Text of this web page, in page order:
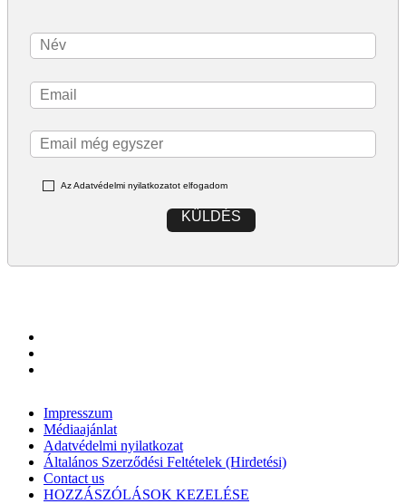
Az Adatvédelmi nyilatkozatot elfogadom
KÜLDÉS
Impresszum
Médiaajánlat
Adatvédelmi nyilatkozat
Általános Szerződési Feltételek (Hirdetési)
Contact us
HOZZÁSZÓLÁSOK KEZELÉSE